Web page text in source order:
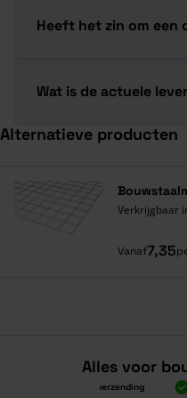
Heeft het zin om een
Wat is de actuele
Alternatieve producten
Verkrijgbaar
Vanaf7,35
Alles voor
Boven 2.000 gratis verzending